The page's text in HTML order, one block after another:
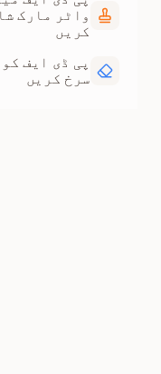
واٹر مارک
کریں
پی ڈی ایف کو
سرخ کریں